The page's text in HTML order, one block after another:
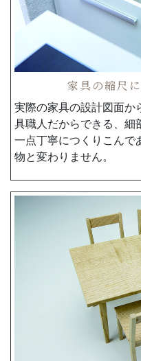
家具の縮尺
実際の家具の設計図面か
具職人だからできる、細
一点丁寧につくりこんで
物と変わりません。